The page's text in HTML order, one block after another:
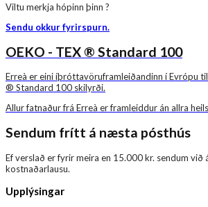
Viltu merkja hópinn þinn ?
Sendu okkur fyrirspurn.
OEKO - TEX ® Standard 100
Erreà er eini íþróttavöruframleiðandinn í Evrópu
® Standard 100 skilyrði.
Allur fatnaður frá Erreà er framleiddur án allra
Sendum frítt á næsta pósthús
Ef verslað er fyrir meira en 15.000 kr. sendum
kostnaðarlausu.
Upplýsingar